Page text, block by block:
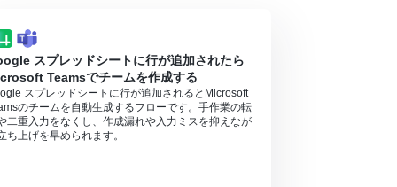
スプレッドシートに行が追加されたら
Teamsでチームを作成する
スプレッドシートに行が追加されるとMicrosoft
のチームを自動生成するフローです。手作業の転
二重入力をなくし、作成漏れや入力ミスを抑えなが
ち上げを早められます。